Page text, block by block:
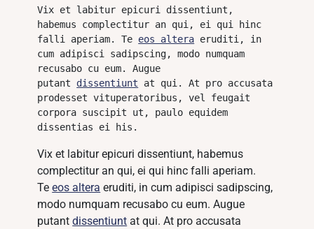
Vix et labitur epicuri dissentiunt,
habemus complectitur an qui, ei qui hinc
falli aperiam. Te eos altera eruditi, in
cum adipisci sadipscing, modo numquam
recusabo cu eum. Augue
putant dissentiunt at qui. At pro accusata
prodesset vituperatoribus, vel feugait
corpora suscipit ut, paulo equidem
dissentias ei his.
Vix et labitur epicuri dissentiunt, habemus
complectitur an qui, ei qui hinc falli aperiam.
Teeos altera eruditi, in cum adipisci sadipscing,
modo numquam recusabo cu eum. Augue
putantdissentiunt at qui. At pro accusata